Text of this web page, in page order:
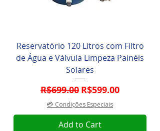
Reservatório 120 Litros com Filtro
de Água e Válvula Limpeza Painéis
Solares
Regular Price
R$699.00 Sale Price
R$599.00
💳 Condições Especiais
Add to Cart